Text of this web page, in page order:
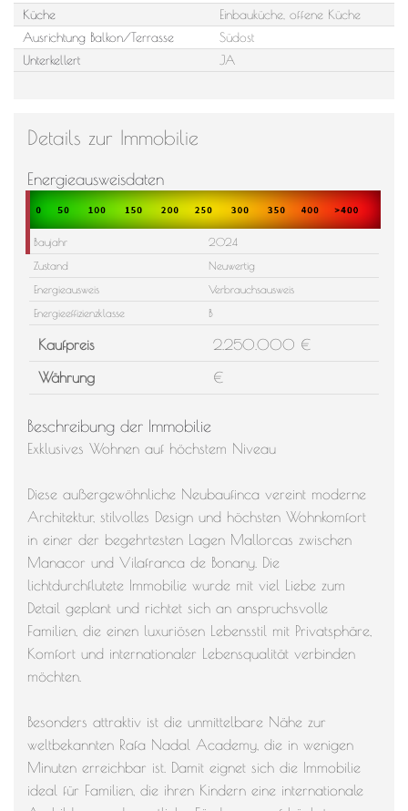
Küche
Einbauküche, offene Küche
Ausrichtung Balkon/Terrasse
Südost
Unterkellert
JA
Details zur Immobilie
Energieausweisdaten
Baujahr
2024
Zustand
Neuwertig
Energieausweis
Verbrauchsausweis
Energieeffizienzklasse
B
Kaufpreis
2.250.000 €
Währung
€
Beschreibung der Immobilie
Exklusives Wohnen auf höchstem Niveau
Diese außergewöhnliche Neubaufinca vereint moderne
Architektur, stilvolles Design und höchsten Wohnkomfort
in einer der begehrtesten Lagen Mallorcas zwischen
Manacor und Vilafranca de Bonany. Die
lichtdurchflutete Immobilie wurde mit viel Liebe zum
Detail geplant und richtet sich an anspruchsvolle
Familien, die einen luxuriösen Lebensstil mit Privatsphäre,
Komfort und internationaler Lebensqualität verbinden
möchten.
Besonders attraktiv ist die unmittelbare Nähe zur
weltbekannten Rafa Nadal Academy, die in wenigen
Minuten erreichbar ist. Damit eignet sich die Immobilie
ideal für Familien, die ihren Kindern eine internationale